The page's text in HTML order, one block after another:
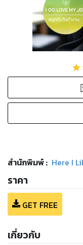
สำนักพิมพ์: Here I
ราคา
GET FREE
เกี่ยวกับ